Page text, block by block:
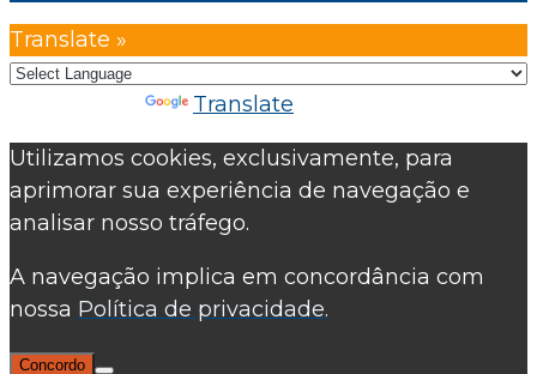
Translate »
Translate
Utilizamos cookies, exclusivamente, para
aprimorar sua experiência de navegação e
analisar nosso tráfego.
A navegação implica em concordância com
nossa Política de privacidade.
Concordo